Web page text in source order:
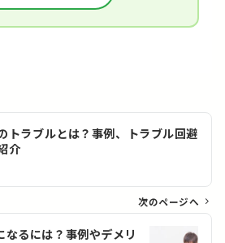
トラブルとは？事例、トラブル回避
介
次のページへ
なるには？事例やデメリ